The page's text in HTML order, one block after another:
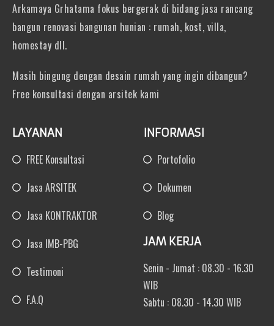
Arkamaya Grhatama fokus bergerak di bidang jasa rancang
bangun renovasi bangunan hunian : rumah, kost, villa,
homestay dll.
Masih bingung dengan desain rumah yang ingin dibangun?
Free konsultasi dengan arsitek kami
LAYANAN
FREE Konsultasi
Jasa ARSITEK
Jasa KONTRAKTOR
Jasa IMB-PBG
Testimoni
F.A.Q
INFORMASI
Portofolio
Dokumen
Blog
JAM KERJA
Senin - Jumat : 08.30 - 16.30
WIB
Sabtu : 08.30 - 14.30 WIB